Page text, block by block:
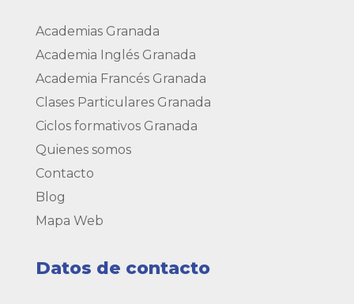
Academias Granada
Academia Inglés Granada
Academia Francés Granada
Clases Particulares Granada
Ciclos formativos Granada
Quienes somos
Contacto
Blog
Mapa Web
Datos de contacto